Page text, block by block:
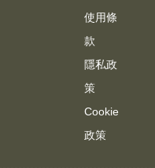
使用條
款
隱私政
策
Cookie
政策